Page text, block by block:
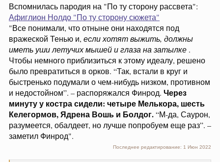
Вспомнилась пародия на "По ту сторону рассвета":
Афиглион Нолдо "По ту сторону сюжета"
"Все понимали, что отныне они находятся под
вражеской Тенью и, если хотят выжить, должны
иметь уши летучих мышей и глаза на затылке .
Чтобы немного приблизиться к этому идеалу, решено
было превратиться в орков. “Так, встали в круг и
быстренько подумали о чем-нибудь низком, противном
и недостойном”. – распоряжался Финрод. Через
минуту у костра сидели: четыре Мелькора, шесть
Келегормов, Ядрена Вошь и Болдог.“М-да, Саурон,
разумеется, обалдеет, но лучше попробуем еще раз”. –
заметил Финрод".
Последнее редактирование: 1 Июн 2022